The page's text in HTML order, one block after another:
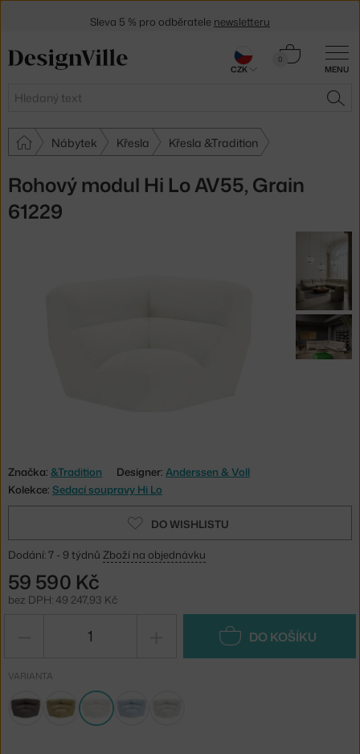
MENU
Hledat
0
Košík
Nábytek Křesla Křesla &Tradition
Rohový modul Hi Lo AV55, Grain
61229
Značka: &Tradition Designer: Anderssen & Voll
Kolekce: Sedací soupravy Hi Lo
DO WISHLISTU
Dodání: 7 - 9 týdnů Zboží na objednávku
59 590 Kč
bez DPH: 49 247,93 Kč
DO KOŠÍKU
VARIANTA
Sleva 5 % pro odběratele newsletteru
30 dní na vrácení zboží
CZK